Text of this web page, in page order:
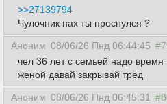
>>27139794
Чулочник нах ты проснулся ?
Аноним 08/06/26 Пнд 06:44:45
чел 36 лет с семьей надо время
женой давай закрывай тред
Аноним 08/06/26 Пнд 06:45:31